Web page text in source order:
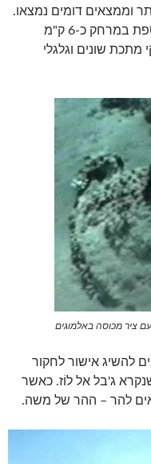
וממצאים דומים נמצאו.
כשנה וחצי לאחר מכן בוצעה צלילה נוספת במרחק כ-6 ק"מ
שונים וגלגלי
ציר מכוסה באלמוגים
להשיג אישור לחקור
ג'בל אל לוֹז. כאשר
להר – ההר של משה.